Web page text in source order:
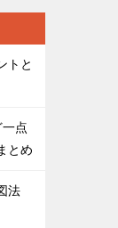
トと
点
とめ
法